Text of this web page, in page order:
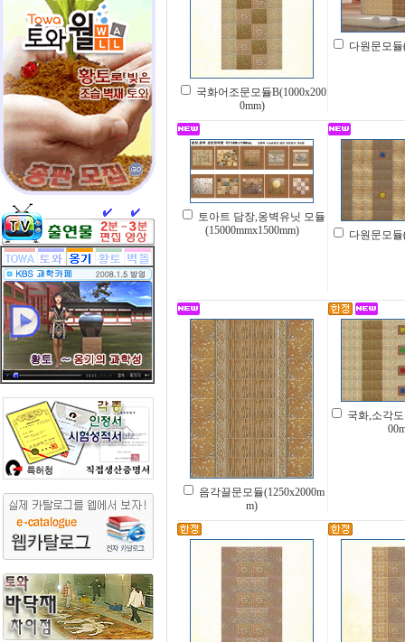
국화어조문모듈B(1000x200
0mm)
다원문모듈
토아트 담장,옹벽유닛 모듈
(15000mmx1500mm)
다원문모듈
음각끌문모듈(1250x2000m
m)
국화,소각